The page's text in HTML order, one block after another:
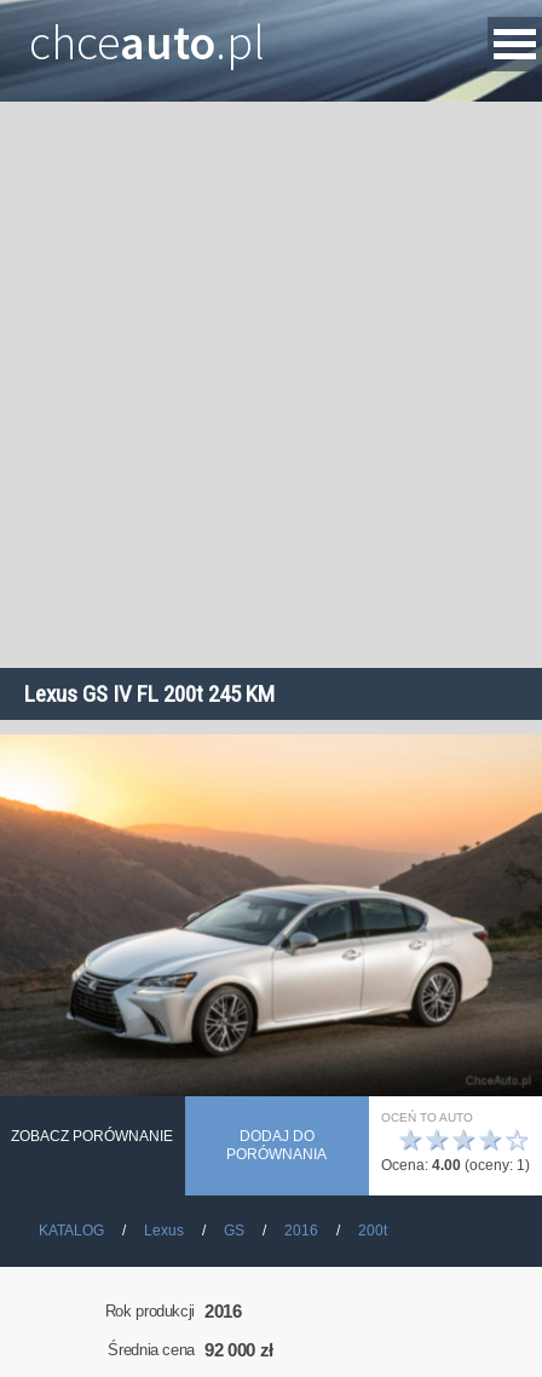
chceauto.pl
Lexus GS IV FL 200t 245 KM
ZOBACZ PORÓWNANIE
DODAJ DO
PORÓWNANIA
OCEŃ TO AUTO
☆
★
★
★
★
Ocena: 4.00 (oceny: 1)
KATALOG Lexus GS 2016 200t
Rok produkcji 2016
Średnia cena 92 000 zł